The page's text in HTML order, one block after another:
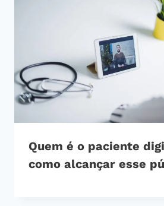
Quem é o paciente
como alcançar esse